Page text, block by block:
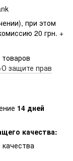
при этом
20 грн. +
защите прав
14 дней
качества: